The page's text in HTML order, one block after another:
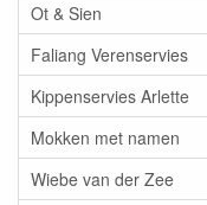
Ot & Sien
Faliang Verenservies
Kippenservies Arlette
Mokken met namen
Wiebe van der Zee